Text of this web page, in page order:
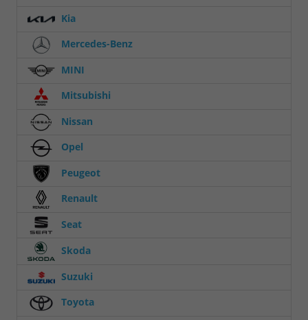
Kia
Mercedes-Benz
MINI
Mitsubishi
Nissan
Opel
Peugeot
Renault
Seat
Skoda
Suzuki
Toyota